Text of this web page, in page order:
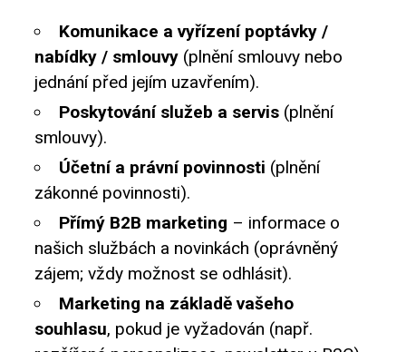
Komunikace a vyřízení poptávky /
nabídky / smlouvy (plnění smlouvy nebo
jednání před jejím uzavřením).
Poskytování služeb a servis (plnění
smlouvy).
Účetní a právní povinnosti (plnění
zákonné povinnosti).
Přímý B2B marketing – informace o
našich službách a novinkách (oprávněný
zájem; vždy možnost se odhlásit).
Marketing na základě vašeho
souhlasu, pokud je vyžadován (např.